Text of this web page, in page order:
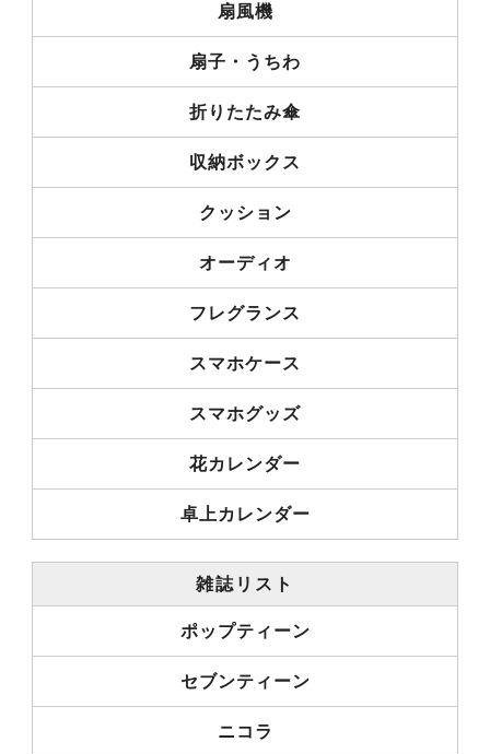
扇風機
扇子・うちわ
折りたたみ傘
収納ボックス
クッション
オーディオ
フレグランス
スマホケース
スマホグッズ
花カレンダー
卓上カレンダー
雑誌リスト
ポップティーン
セブンティーン
ニコラ